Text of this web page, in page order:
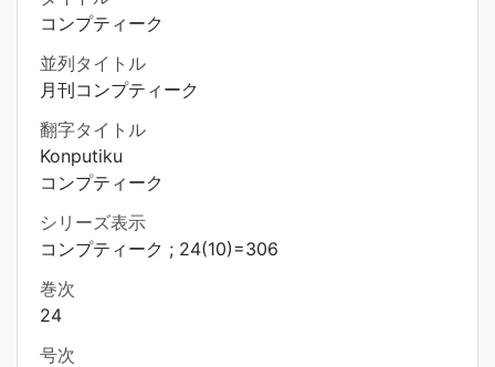
コンプティーク
並列タイトル
月刊コンプティーク
翻字タイトル
Konputiku
コンプティーク
シリーズ表示
コンプティーク ; 24(10)=306
巻次
24
号次